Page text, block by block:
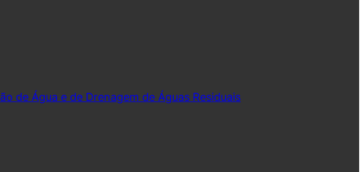
de Água e de Drenagem de Águas Residuais